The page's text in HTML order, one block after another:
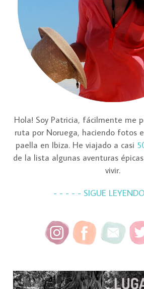
Hola! Soy Patricia, fácilmente me
ruta por Noruega, haciendo fotos
paella en Ibiza. He viajado a casi
de la lista algunas aventuras
vivir.
- - - - - SIGUE